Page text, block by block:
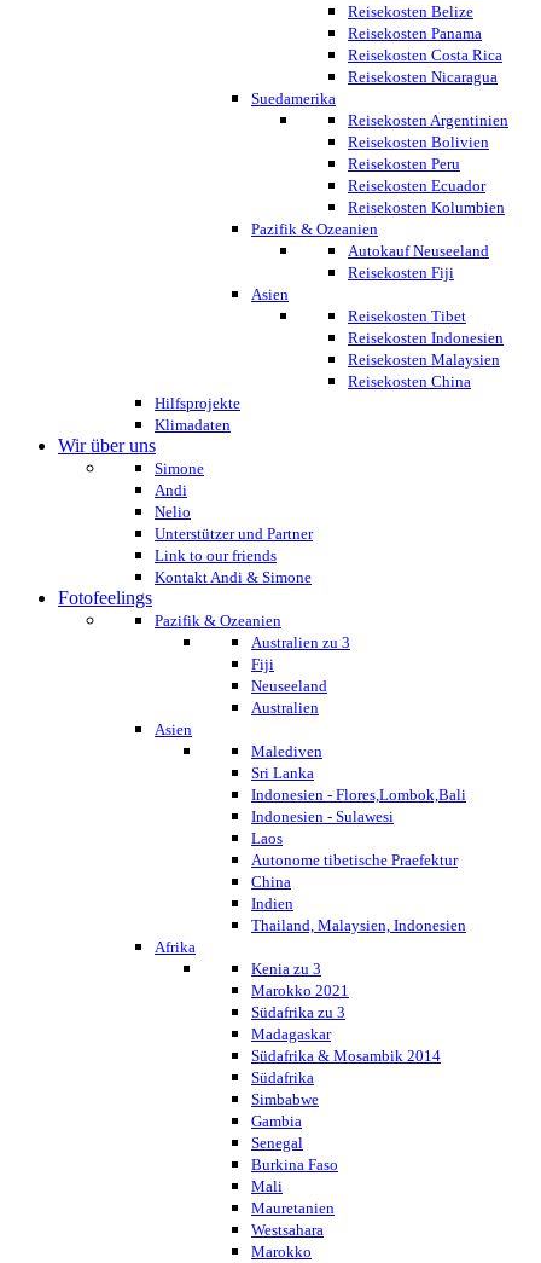
Reisekosten Belize
Reisekosten Panama
Reisekosten Costa Rica
Reisekosten Nicaragua
Suedamerika
Reisekosten Argentinien
Reisekosten Bolivien
Reisekosten Peru
Reisekosten Ecuador
Reisekosten Kolumbien
Pazifik & Ozeanien
Autokauf Neuseeland
Reisekosten Fiji
Asien
Reisekosten Tibet
Reisekosten Indonesien
Reisekosten Malaysien
Reisekosten China
Hilfsprojekte
Klimadaten
Wir über uns
Simone
Andi
Nelio
Unterstützer und Partner
Link to our friends
Kontakt Andi & Simone
Fotofeelings
Pazifik & Ozeanien
Australien zu 3
Fiji
Neuseeland
Australien
Asien
Malediven
Sri Lanka
Indonesien - Flores,Lombok,Bali
Indonesien - Sulawesi
Laos
Autonome tibetische Praefektur
China
Indien
Thailand, Malaysien, Indonesien
Afrika
Kenia zu 3
Marokko 2021
Südafrika zu 3
Madagaskar
Südafrika & Mosambik 2014
Südafrika
Simbabwe
Gambia
Senegal
Burkina Faso
Mali
Mauretanien
Westsahara
Marokko